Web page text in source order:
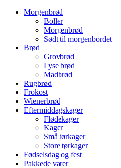
Morgenbrød
Boller
Morgenbrød
Sødt til morgenbordet
Brød
Grovbrød
Lyse brød
Madbrød
Rugbrød
Frokost
Wienerbrød
Eftermiddagskager
Flødekager
Kager
Små tørkager
Store tørkager
Fødselsdag og fest
Pakkede varer